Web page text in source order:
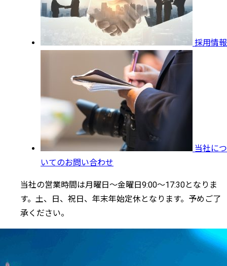
採用情報
当社につ
いてのお問い合わせ
当社の営業時間は月曜日～金曜日9:00～17:30となりま
す。土、日、祝日、年末年始定休となります。予めご了
承ください。